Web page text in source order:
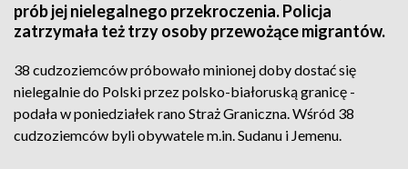
prób jej nielegalnego przekroczenia. Policja
zatrzymała też trzy osoby przewożące migrantów.
38 cudzoziemców próbowało minionej doby dostać się
nielegalnie do Polski przez polsko-białoruską granicę -
podała w poniedziałek rano Straż Graniczna. Wśród 38
cudzoziemców byli obywatele m.in. Sudanu i Jemenu.